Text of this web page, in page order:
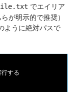
file.txt でエイリア
が明示的で推奨）
ように絶対パスで
する